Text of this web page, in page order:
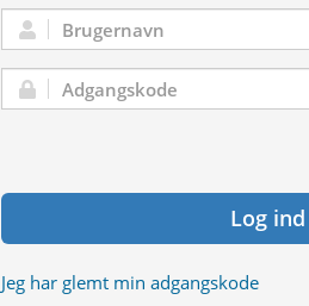
Brugernavn:
Adgangskode:
Log ind
Jeg har glemt min adgangskode